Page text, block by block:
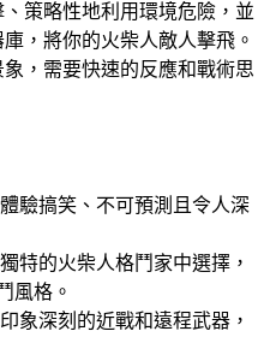
策略性地利用環境危險，並
，將你的火柴人敵人擊飛。
，需要快速的反應和戰術思
體驗搞笑、不可預測且令人深
特的火柴人格鬥家中選擇，
風格。
象深刻的近戰和遠程武器，